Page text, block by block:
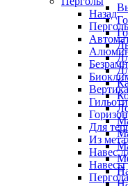
Назад
Для
Из
Навес
Навесы